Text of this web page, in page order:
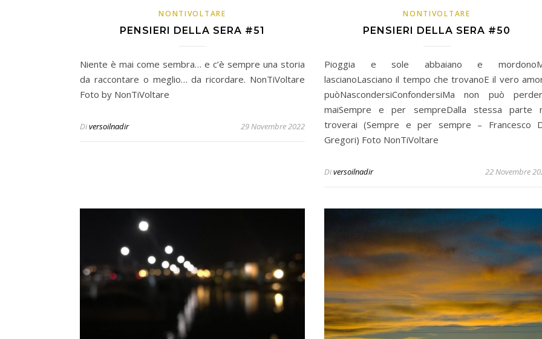
NONTIVOLTARE
PENSIERI DELLA SERA #51
Niente è mai come sembra… e c’è sempre una storia
da raccontare o meglio… da ricordare. NonTiVoltare
Foto by NonTiVoltare
Diversoilnadir 29 Novembre 2022
NONTIVOLTARE
PENSIERI DELLA SERA #50
Pioggia e sole abbaiano e
lascianoLasciano il tempo che trovanoE il vero
puòNascondersiConfondersiMa non può
maiSempre e per sempreDalla stessa parte
troverai (Sempre e per sempre – Francesco
Gregori) Foto NonTiVoltare
Diversoilnadir 22 Novembre